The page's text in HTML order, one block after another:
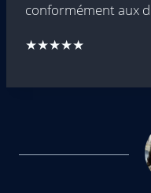
conformément aux
★★★★★